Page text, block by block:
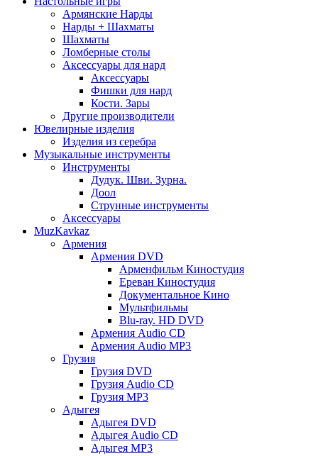
Армянские Нарды
Нарды + Шахматы
Шахматы
Ломберные столы
Аксессуары для нард
Аксессуары
Фишки для нард
Кости. Зары
Другие производители
Ювелирные изделия
Изделия из серебра
Музыкальные инструменты
Инструменты
Дудук. Шви. Зурна.
Доол
Струнные инструменты
Аксессуары
MuzKavkaz
Армения
Армения DVD
Арменфильм Киностудия
Ереван Киностудия
Документальное Кино
Мультфильмы
Blu-ray. HD DVD
Армения Audio CD
Армения Audio MP3
Грузия
Грузия DVD
Грузия Audio CD
Грузия MP3
Адыгея
Адыгея DVD
Адыгея Audio CD
Адыгея MP3